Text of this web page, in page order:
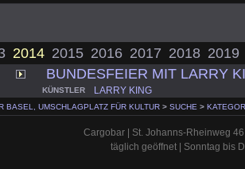
2014 2015 2016 2017 2018 2019
BUNDESFEIER MIT LARRY
KÜNSTLER LARRY KING
BASEL, UMSCHLAGPLATZ FÜR KULTUR > SUCHE >
Cargobar | St. Johanns-Rheinweg
täglich geöffnet | Sonntag bis